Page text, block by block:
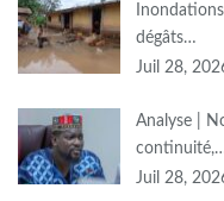
dégâts…
Juil 28,
Analyse |
Juil 28,